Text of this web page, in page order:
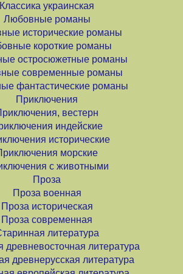
Классика украинская
Любовные романы
исторические романы
короткие романы
остросюжетные романы
современные романы
фантастические романы
Приключения
вестерн
индейские
исторические
морские
с животными
Проза
Проза военная
Проза историческая
Проза современная
литература
древневосточная литература
древнерусская литература